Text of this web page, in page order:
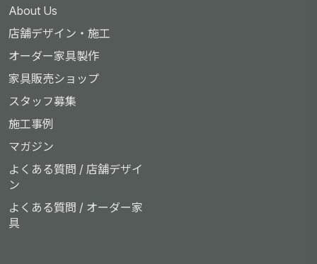
About Us
店舗デザイン・施工
オーダー家具製作
家具販売ショップ
スタッフ募集
施工事例
マガジン
よくある質問 / 店舗デザイ
ン
よくある質問 / オーダー家
具